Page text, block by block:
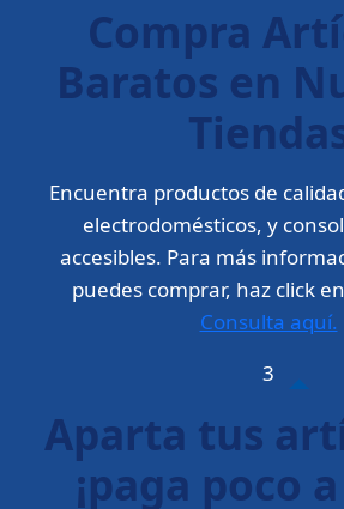
Compra
Baratos en
Encuentra productos de
electrodomésticos, y
accesibles. Para más
puedes comprar, haz click
Consulta aquí.
3
Aparta tus
¡paga poco